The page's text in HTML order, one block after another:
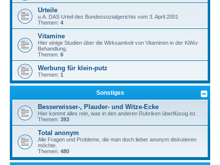
Urteile
u.A. DAS Urteil des Bundessozialgerichts vom 3. April 2001
Themen: 4
Vitamine
Hier einige Studien über die Wirksamkeit von Vitaminen in der KiWu-
Behandlung.
Themen: 6
Werbung für klein-putz
Themen: 1
Sonstiges
Besserwisser-, Plauder- und Witze-Ecke
Hier kommt alles rein, was in den anderen Rubriken überflüssig ist.
Themen: 393
Total anonym
Alle Fragen und Probleme, die man doch lieber anonym diskutieren
möchte.
Themen: 480